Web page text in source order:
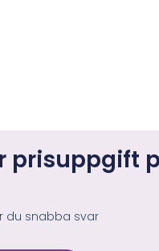
prisuppgift
du snabba svar